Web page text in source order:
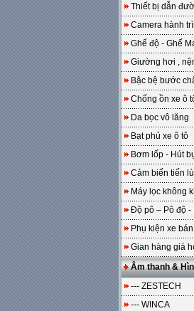
Thiết bị dẫn
Camera hành
Ghế độ - Ghế
Giường hơi ,
Bậc bệ bước
Chống ồn xe ô
Da bọc vô lăng
Bạt phủ xe ô tô
Bơm lốp - Hút
Cảm biến tiến
Máy lọc không
Độ pô – Pô độ -
Phụ kiện xe
Gian hàng giá
Âm thanh &
--- ZESTECH
--- WINCA